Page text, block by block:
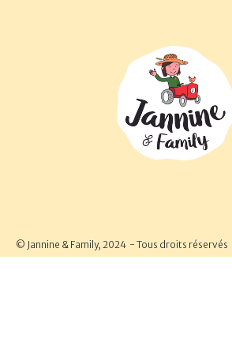
© Jannine & Family, 2024 - Tous droits réservés